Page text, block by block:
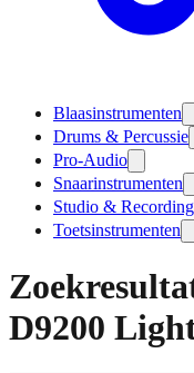
Blaasinstrumenten
Drums & Percussie
Pro-Audio
Snaarinstrumenten
Studio & Recording
Toetsinstrumenten
D9200